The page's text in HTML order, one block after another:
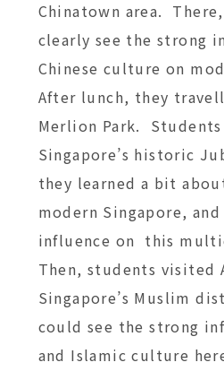
Chinatown area.
clearly see the strong
Chinese culture on
After lunch, they
Merlion Park.
Singapore’s historic
they learned a bit
modern Singapore,
influence on this
Then, students visited
Singapore’s Muslim
could see the strong
and Islamic culture